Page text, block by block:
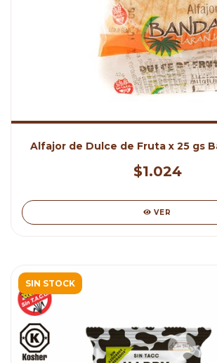
Alfajor de Dulce de Fruta x 25 gs
$1.024
VER
SIN STOCK